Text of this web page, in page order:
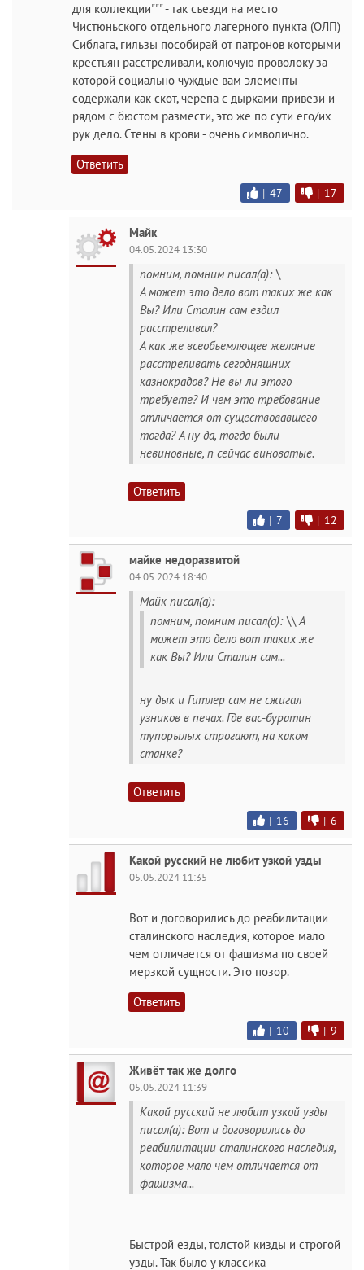
для коллекции""" - так съезди на место
Чистюньского отдельного лагерного пункта (ОЛП)
Сиблага, гильзы пособирай от патронов которыми
крестьян расстреливали, колючую проволоку за
которой социально чуждые вам элементы
содержали как скот, черепа с дырками привези и
рядом с бюстом размести, это же по сути его/их
рук дело. Стены в крови - очень символично.
Ответить
| 47 | 17
Майк
04.05.2024 13:30
помним, помним писал(а): \
А может это дело вот таких же как
Вы? Или Сталин сам ездил
расстреливал?
А как же всеобъемлющее желание
расстреливать сегодняшних
казнокрадов? Не вы ли этого
требуете? И чем это требование
отличается от существовавшего
тогда? А ну да, тогда были
невиновные, п сейчас виноватые.
Ответить
| 7 | 12
майке недоразвитой
04.05.2024 18:40
Майк писал(а):
помним, помним писал(а): \\ А
может это дело вот таких же
как Вы? Или Сталин сам...
ну дык и Гитлер сам не сжигал
узников в печах. Где вас-буратин
тупорылых строгают, на каком
станке?
Ответить
| 16 | 6
Какой русский не любит узкой узды
05.05.2024 11:35
Вот и договорились до реабилитации
сталинского наследия, которое мало
чем отличается от фашизма по своей
мерзкой сущности. Это позор.
Ответить
| 10 | 9
Живёт так же долго
05.05.2024 11:39
Какой русский не любит узкой узды
писал(а): Вот и договорились до
реабилитации сталинского наследия,
которое мало чем отличается от
фашизма...
Быстрой езды, толстой кизды и строгой
узды. Так было у классика